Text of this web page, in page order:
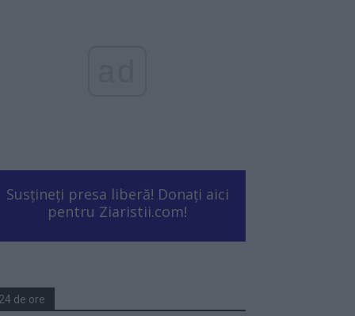
Susțineți presa liberă! Donați aici
pentru Ziaristii.com!
24 de ore